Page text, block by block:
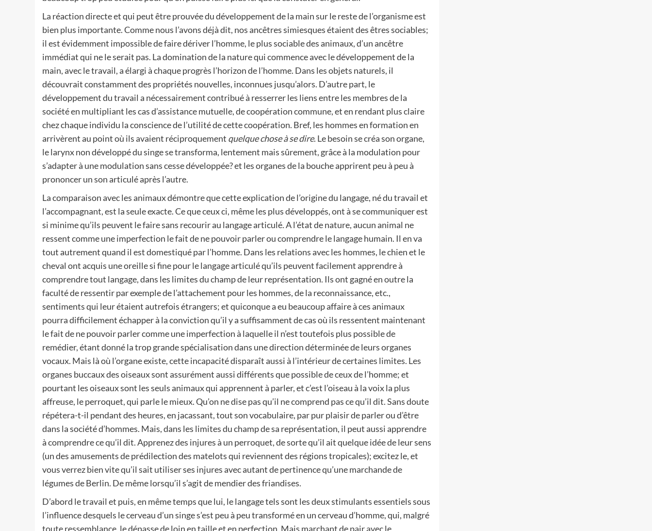
La réaction directe et qui peut être prouvée du développement de la main sur le reste de l’organisme est
bien plus importante. Comme nous l’avons déjà dit, nos ancêtres simiesques étaient des êtres sociables;
il est évidemment impossible de faire dériver l’homme, le plus sociable des animaux, d’un ancêtre
immédiat qui ne le serait pas. La domination de la nature qui commence avec le développement de la
main, avec le travail, a élargi à chaque progrès l’horizon de l’homme. Dans les objets naturels, il
découvrait constamment des propriétés nouvelles, inconnues jusqu’alors. D’autre part, le
développement du travail a nécessairement contribué à resserrer les liens entre les membres de la
société en multipliant les cas d’assistance mutuelle, de coopération commune, et en rendant plus claire
chez chaque individu la conscience de l’utilité de cette coopération. Bref, les hommes en formation en
arrivèrent au point où ils avaient réciproquement quelque chose à se dire. Le besoin se créa son organe,
le larynx non développé du singe se transforma, lentement mais sûrement, grâce à la modulation pour
s’adapter à une modulation sans cesse développée? et les organes de la bouche apprirent peu à peu à
prononcer un son articulé après l’autre.
La comparaison avec les animaux démontre que cette explication de l’origine du langage, né du travail et
l’accompagnant, est la seule exacte. Ce que ceux ci, même les plus développés, ont à se communiquer est
si minime qu’ils peuvent le faire sans recourir au langage articulé. A l’état de nature, aucun animal ne
ressent comme une imperfection le fait de ne pouvoir parler ou comprendre le langage humain. Il en va
tout autrement quand il est domestiqué par l’homme. Dans les relations avec les hommes, le chien et le
cheval ont acquis une oreille si fine pour le langage articulé qu’ils peuvent facilement apprendre à
comprendre tout langage, dans les limites du champ de leur représentation. Ils ont gagné en outre la
faculté de ressentir par exemple de l’attachement pour les hommes, de la reconnaissance, etc.,
sentiments qui leur étaient autrefois étrangers; et quiconque a eu beaucoup affaire à ces animaux
pourra difficilement échapper à la conviction qu’il y a suffisamment de cas où ils ressentent maintenant
le fait de ne pouvoir parler comme une imperfection à laquelle il n’est toutefois plus possible de
remédier, étant donné la trop grande spécialisation dans une direction déterminée de leurs organes
vocaux. Mais là où l’organe existe, cette incapacité disparaît aussi à l’intérieur de certaines limites. Les
organes buccaux des oiseaux sont assurément aussi différents que possible de ceux de l’homme; et
pourtant les oiseaux sont les seuls animaux qui apprennent à parler, et c’est l’oiseau à la voix la plus
affreuse, le perroquet, qui parle le mieux. Qu’on ne dise pas qu’il ne comprend pas ce qu’il dit. Sans doute
répétera-t-il pendant des heures, en jacassant, tout son vocabulaire, par pur plaisir de parler ou d’être
dans la société d’hommes. Mais, dans les limites du champ de sa représentation, il peut aussi apprendre
à comprendre ce qu’il dit. Apprenez des injures à un perroquet, de sorte qu’il ait quelque idée de leur sens
(un des amusements de prédilection des matelots qui reviennent des régions tropicales); excitez le, et
vous verrez bien vite qu’il sait utiliser ses injures avec autant de pertinence qu’une marchande de
légumes de Berlin. De même lorsqu’il s’agit de mendier des friandises.
D’abord le travail et puis, en même temps que lui, le langage tels sont les deux stimulants essentiels sous
l’influence desquels le cerveau d’un singe s’est peu à peu transformé en un cerveau d’homme, qui, malgré
toute ressemblance, le dépasse de loin en taille et en perfection. Mais marchant de pair avec le